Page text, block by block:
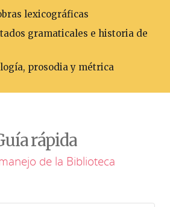
lexicográficas
gramaticales e historia de
prosodia y métrica
rápida
de la Biblioteca